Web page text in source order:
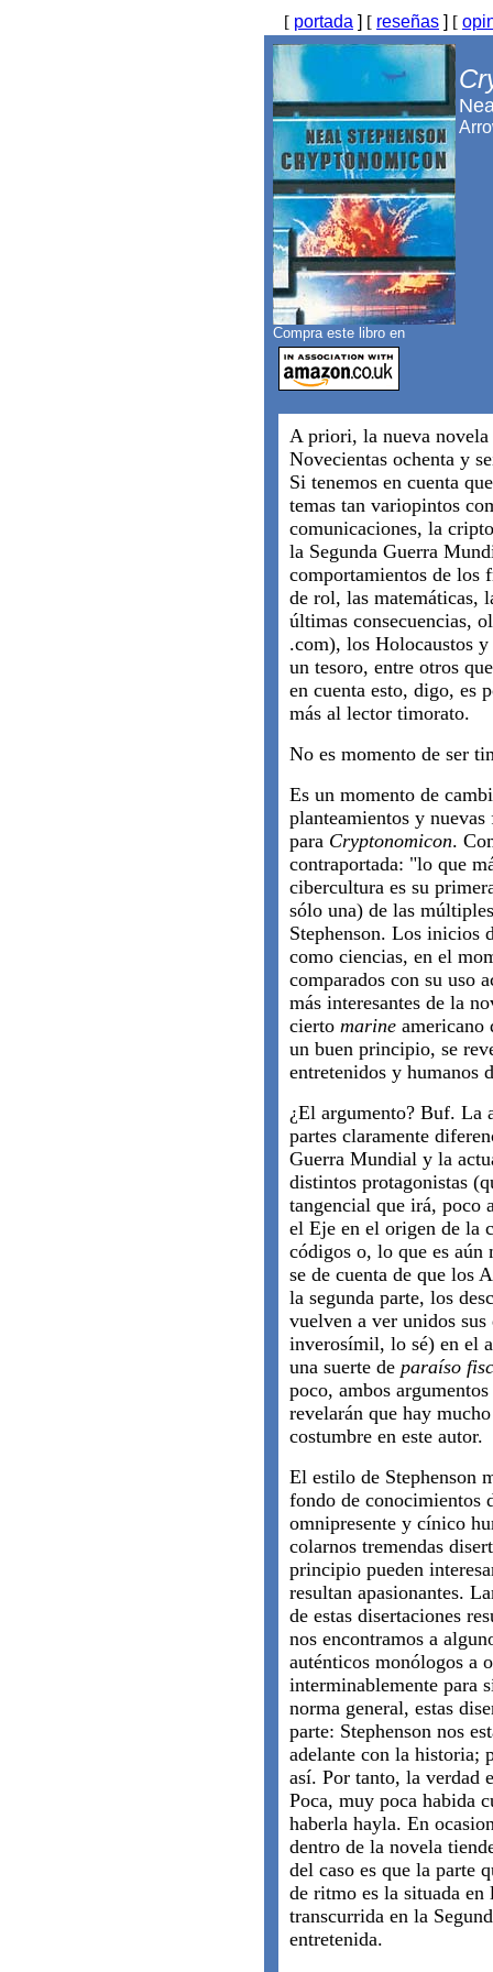
[ portada ] [ reseñas ] [
Compra este libro en
A priori, la nueva novela
Novecientas ochenta y
Si tenemos en cuenta
temas tan variopintos
comunicaciones, la
la Segunda Guerra
comportamientos de los
de rol, las matemáticas,
últimas consecuencias,
.com), los Holocaustos
un tesoro, entre otros
en cuenta esto, digo, es
más al lector timorato.
No es momento de ser
Es un momento de
planteamientos y
para Cryptonomicon.
contraportada: "lo que
cibercultura es su
sólo una) de las
Stephenson. Los inicios
como ciencias, en el
comparados con su uso
más interesantes de la
cierto marine americano
un buen principio, se
entretenidos y humanos
¿El argumento? Buf. La
partes claramente
Guerra Mundial y la
distintos protagonistas
tangencial que irá, poco
el Eje en el origen de la
códigos o, lo que es aún
se de cuenta de que los
la segunda parte, los
vuelven a ver unidos
inverosímil, lo sé) en el
una suerte de paraíso
poco, ambos
revelarán que hay
costumbre en este autor.
El estilo de Stephenson
fondo de conocimientos
omnipresente y cínico
colarnos tremendas
principio pueden
resultan apasionantes.
de estas disertaciones
nos encontramos a
auténticos monólogos a
interminablemente para
norma general, estas
parte: Stephenson nos
adelante con la historia;
así. Por tanto, la verdad
Poca, muy poca habida
haberla hayla. En
dentro de la novela
del caso es que la parte
de ritmo es la situada
transcurrida en la
entretenida.